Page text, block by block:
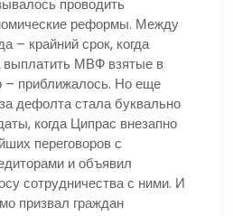
проводить
реформы. Между
– крайний срок, когда
МВФ взятые в
– приближалось. Но еще
дефолта стала буквально
когда Ципрас внезапно
переговоров с
и объявил
сотрудничества с ними. И
призвал граждан